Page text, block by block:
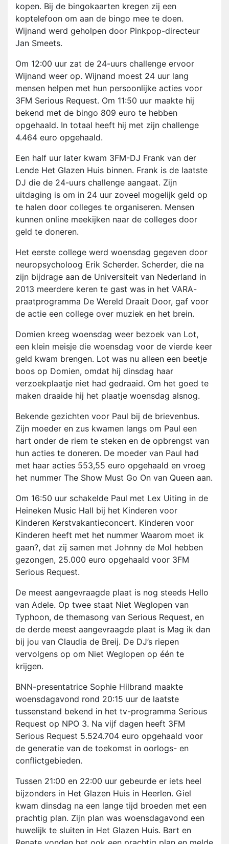
kopen. Bij de bingokaarten kregen zij een
koptelefoon om aan de bingo mee te doen.
Wijnand werd geholpen door Pinkpop-directeur
Jan Smeets.
Om 12:00 uur zat de 24-uurs challenge ervoor
Wijnand weer op. Wijnand moest 24 uur lang
mensen helpen met hun persoonlijke acties voor
3FM Serious Request. Om 11:50 uur maakte hij
bekend met de bingo 809 euro te hebben
opgehaald. In totaal heeft hij met zijn challenge
4.464 euro opgehaald.
Een half uur later kwam 3FM-DJ Frank van der
Lende Het Glazen Huis binnen. Frank is de laatste
DJ die de 24-uurs challenge aangaat. Zijn
uitdaging is om in 24 uur zoveel mogelijk geld op
te halen door colleges te organiseren. Mensen
kunnen online meekijken naar de colleges door
geld te doneren.
Het eerste college werd woensdag gegeven door
neuropsycholoog Erik Scherder. Scherder, die na
zijn bijdrage aan de Universiteit van Nederland in
2013 meerdere keren te gast was in het VARA-
praatprogramma De Wereld Draait Door, gaf voor
de actie een college over muziek en het brein.
Domien kreeg woensdag weer bezoek van Lot,
een klein meisje die woensdag voor de vierde keer
geld kwam brengen. Lot was nu alleen een beetje
boos op Domien, omdat hij dinsdag haar
verzoekplaatje niet had gedraaid. Om het goed te
maken draaide hij het plaatje woensdag alsnog.
Bekende gezichten voor Paul bij de brievenbus.
Zijn moeder en zus kwamen langs om Paul een
hart onder de riem te steken en de opbrengst van
hun acties te doneren. De moeder van Paul had
met haar acties 553,55 euro opgehaald en vroeg
het nummer The Show Must Go On van Queen aan.
Om 16:50 uur schakelde Paul met Lex Uiting in de
Heineken Music Hall bij het Kinderen voor
Kinderen Kerstvakantieconcert. Kinderen voor
Kinderen heeft met het nummer Waarom moet ik
gaan?, dat zij samen met Johnny de Mol hebben
gezongen, 25.000 euro opgehaald voor 3FM
Serious Request.
De meest aangevraagde plaat is nog steeds Hello
van Adele. Op twee staat Niet Weglopen van
Typhoon, de themasong van Serious Request, en
de derde meest aangevraagde plaat is Mag ik dan
bij jou van Claudia de Breij. De DJ’s riepen
vervolgens op om Niet Weglopen op één te
krijgen.
BNN-presentatrice Sophie Hilbrand maakte
woensdagavond rond 20:15 uur de laatste
tussenstand bekend in het tv-programma Serious
Request op NPO 3. Na vijf dagen heeft 3FM
Serious Request 5.524.704 euro opgehaald voor
de generatie van de toekomst in oorlogs- en
conflictgebieden.
Tussen 21:00 en 22:00 uur gebeurde er iets heel
bijzonders in Het Glazen Huis in Heerlen. Giel
kwam dinsdag na een lange tijd broeden met een
prachtig plan. Zijn plan was woensdagavond een
huwelijk te sluiten in Het Glazen Huis. Bart en